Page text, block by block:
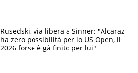
Rusedski, via libera a Sinner: "Alcaraz
ha zero possibilità per lo US Open, il
2026 forse è gà finito per lui"